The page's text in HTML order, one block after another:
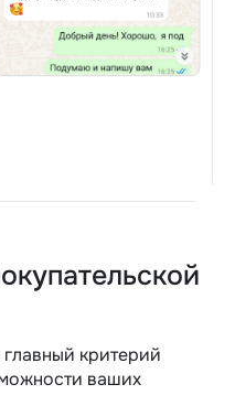
критерий
ваших